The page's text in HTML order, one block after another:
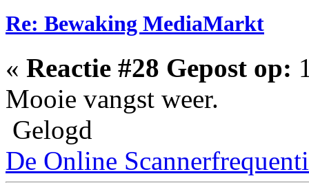
Re: Bewaking MediaMarkt
« Reactie #28 Gepost op:
Mooie vangst weer.
Gelogd
De Online